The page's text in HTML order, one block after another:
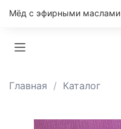
Мёд с эфирными маслами
Главная Каталог